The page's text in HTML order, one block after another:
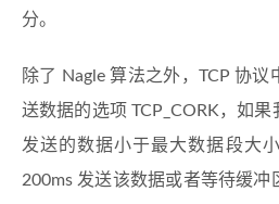
分。
除了 Nagle 算法之外，TCP 协
送数据的选项 TCP_CORK，如
发送的数据小于最大数据段大
200ms 发送该数据或者等待缓